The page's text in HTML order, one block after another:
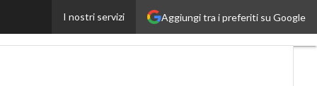
Aggiungi tra i preferiti su Google
I nostri servizi
RetailUp